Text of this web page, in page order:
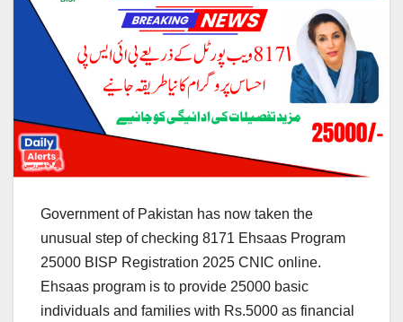
Government of Pakistan has now taken the
unusual step of checking 8171 Ehsaas Program
25000 BISP Registration 2025 CNIC online.
Ehsaas program is to provide 25000 basic
individuals and families with Rs.5000 as financial